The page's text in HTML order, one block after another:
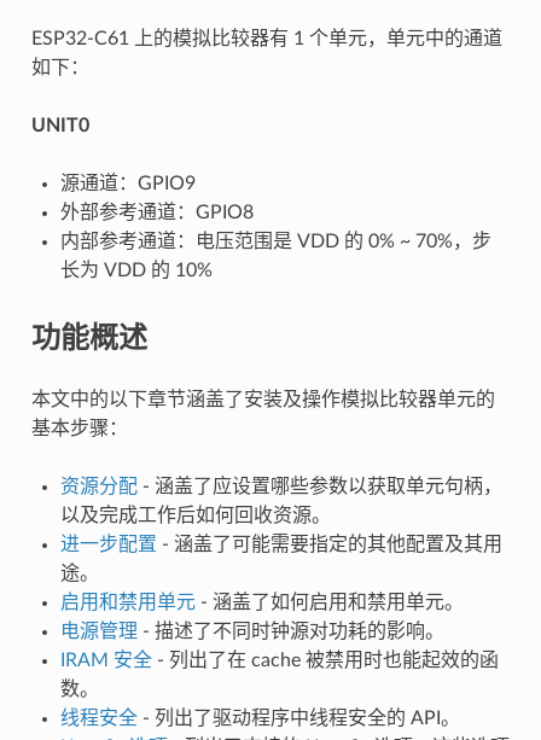
ESP32-C61 上的模拟比较器有 1 个单元，单元中的通道
如下：
UNIT0
源通道：GPIO9
外部参考通道：GPIO8
内部参考通道：电压范围是 VDD 的 0% ~ 70%，步
长为 VDD 的 10%
功能概述
本文中的以下章节涵盖了安装及操作模拟比较器单元的
基本步骤：
资源分配- 涵盖了应设置哪些参数以获取单元句柄，
以及完成工作后如何回收资源。
进一步配置 - 涵盖了可能需要指定的其他配置及其用
途。
启用和禁用单元- 涵盖了如何启用和禁用单元。
电源管理 - 描述了不同时钟源对功耗的影响。
IRAM 安全- 列出了在 cache 被禁用时也能起效的函
数。
线程安全- 列出了驱动程序中线程安全的 API。